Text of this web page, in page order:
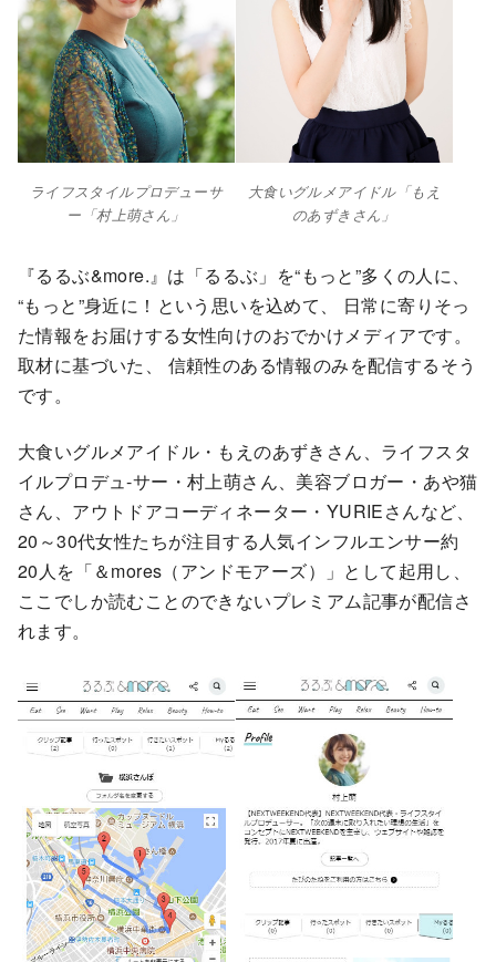
ライフスタイルプロデューサ
ー「村上萌さん」
大食いグルメアイドル「もえ
のあずきさん」
『るるぶ&more.』は「るるぶ」を“もっと”多くの人に、
“もっと”身近に！という思いを込めて、 日常に寄りそっ
た情報をお届けする女性向けのおでかけメディアです。
取材に基づいた、 信頼性のある情報のみを配信するそう
です。
大食いグルメアイドル・もえのあずきさん、ライフスタ
イルプロデュ-サー・村上萌さん、美容ブロガー・あや猫
さん、アウトドアコーディネーター・YURIEさんなど、
20～30代女性たちが注目する人気インフルエンサー約
20人を「＆mores（アンドモアーズ）」として起用し、
ここでしか読むことのできないプレミアム記事が配信さ
れます。